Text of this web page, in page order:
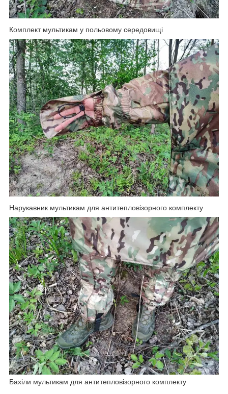
Комплект мультикам у польовому середовищі
Нарукавник мультикам для антитепловізорного комплекту
Бахіли мультикам для антитепловізорного комплекту